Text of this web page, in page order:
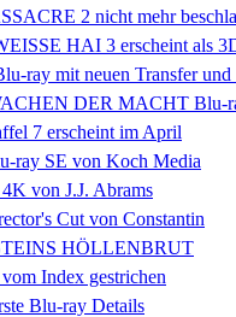
2 nicht mehr
HAI 3 erscheint als
ray mit neuen Transfer und
DER MACHT Blu-
7 erscheint im April
ray SE von Koch Media
von J.J. Abrams
Cut von Constantin
HÖLLENBRUT
Index gestrichen
Blu-ray Details